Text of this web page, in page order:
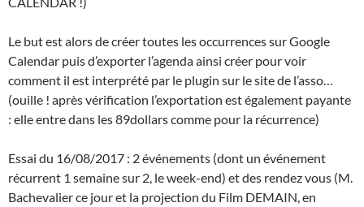
Le but est alors de créer toutes les occurrences sur Google
Calendar puis d’exporter l’agenda ainsi créer pour voir
comment il est interprété par le plugin sur le site de l’asso…
(ouille ! après vérification l’exportation est également payante
: elle entre dans les 89dollars comme pour la récurrence)
Essai du 16/08/2017 : 2 événements (dont un événement
récurrent 1 semaine sur 2, le week-end) et des rendez vous (M.
Bachevalier ce jour et la projection du Film DEMAIN, en